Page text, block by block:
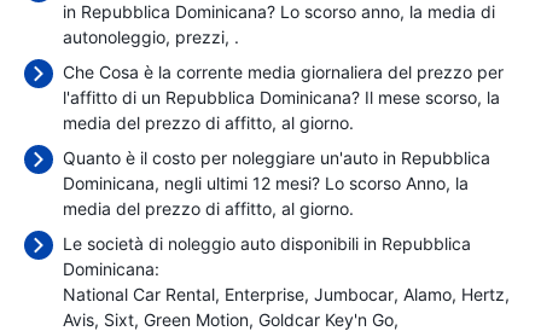
in Repubblica Dominicana? Lo scorso anno, la media di
autonoleggio, prezzi, .
Che Cosa è la corrente media giornaliera del prezzo per
l'affitto di un Repubblica Dominicana? Il mese scorso, la
media del prezzo di affitto, al giorno.
Quanto è il costo per noleggiare un'auto in Repubblica
Dominicana, negli ultimi 12 mesi? Lo scorso Anno, la
media del prezzo di affitto, al giorno.
Le società di noleggio auto disponibili in Repubblica
Dominicana:
National Car Rental Enterprise Jumbocar Alamo Hertz
Avis Sixt Green Motion Goldcar Key'n Go